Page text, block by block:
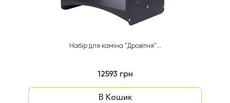
Набір для каміна "Дровітня"...
12593 грн
В Кошик